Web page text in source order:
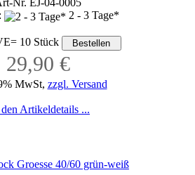
Nr. EJ-04-0005
2 - 3 Tage*
10 Stück
29,90 €
MwSt, zzgl. Versand
Artikeldetails ...